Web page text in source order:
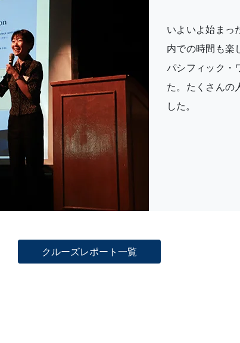
いよいよ始まっ
内での時間も楽
パシフィック・
た。たくさんの
した。
クルーズレポート一覧